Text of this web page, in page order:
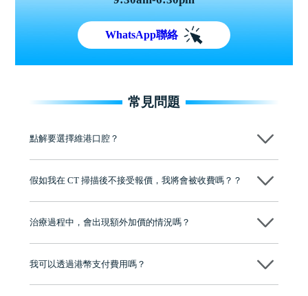
WhatsApp聯絡
常見問題
點解要選擇維港口腔？
牌」、「2025香港企業領袖品牌」，是諾貝爾種植系統全球放心植牙中
至今已服務超過三十個國家和地區的顧客，受到粵港澳大灣區及周邊城
有咨詢及服務保障中心，有任何問題都可以隨時預約免費咨詢，讓人十
假如我在 CT 掃描後不接受報價，我將會被收費嗎？？
治療過程中，會出現額外加價的情況嗎？
我可以透過港幣支付費用嗎？
可以。維港口腔會按照當日匯率轉算收取費用，而匯率會及時告知客人